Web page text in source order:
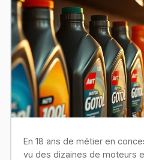
En 18 ans de métier en
vu des dizaines de moteurs